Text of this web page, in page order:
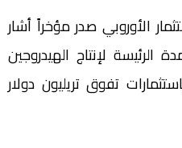
الأوروبي صدر مؤخراً أشار
الرئيسة لإنتاج الهيدروجين
تفوق تريليون دولار